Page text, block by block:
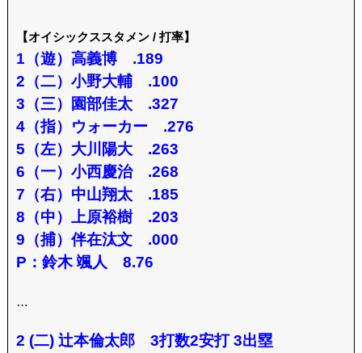
【オイシックススタメン / 打率】
1（遊）高義博 .189
2（二）小野大輔 .100
3（三）園部佳太 .327
4（指）ウォーカー .276
5（左）大川陽大 .263
6（一）小西慶治 .268
7（右）中山翔太 .185
8（中）上原裕樹 .203
9（捕）伴在汰文 .000
P：鈴木 颯人 8.76
…
2 (二) 辻本倫太郎 3打数2安打 3出塁